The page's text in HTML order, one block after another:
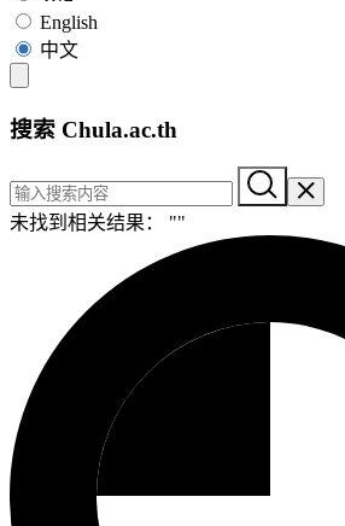
English
中文
搜索 Chula.ac.th
未找到相关结果： ""